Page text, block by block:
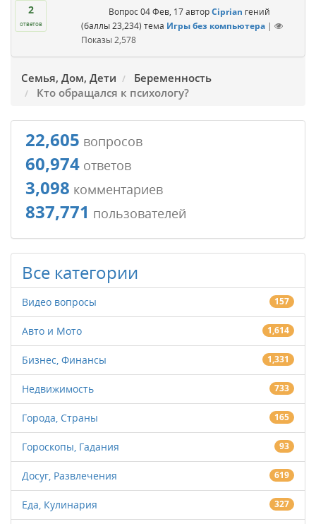
2
ответов
Вопрос 04 Фев, 17 авторCiprian гений
(баллы23,234) тема Игры без компьютера |
Показы2,578
Семья, Дом, Дети
Беременность
Кто обращался к психологу?
22,605 вопросов
60,974 ответов
3,098 комментариев
837,771 пользователей
Все категории
Видео вопросы 157
Авто и Мото 1,614
Бизнес, Финансы 1,331
Недвижимость 733
Города, Страны 165
Гороскопы, Гадания 93
Досуг, Развлечения 619
Еда, Кулинария 327